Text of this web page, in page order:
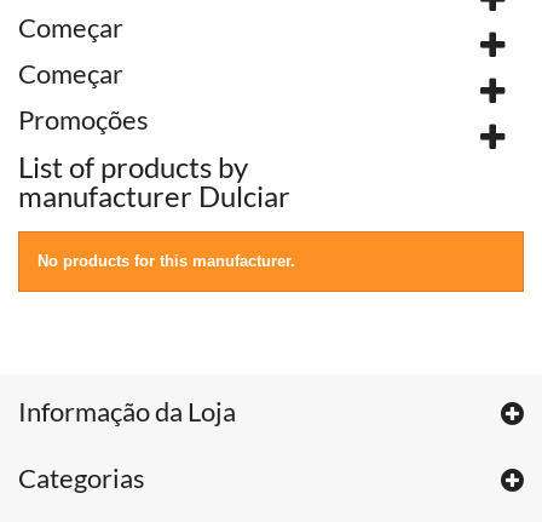
Começar
Começar
Promoções
List of products by
manufacturer Dulciar
No products for this manufacturer.
Informação da Loja
Categorias